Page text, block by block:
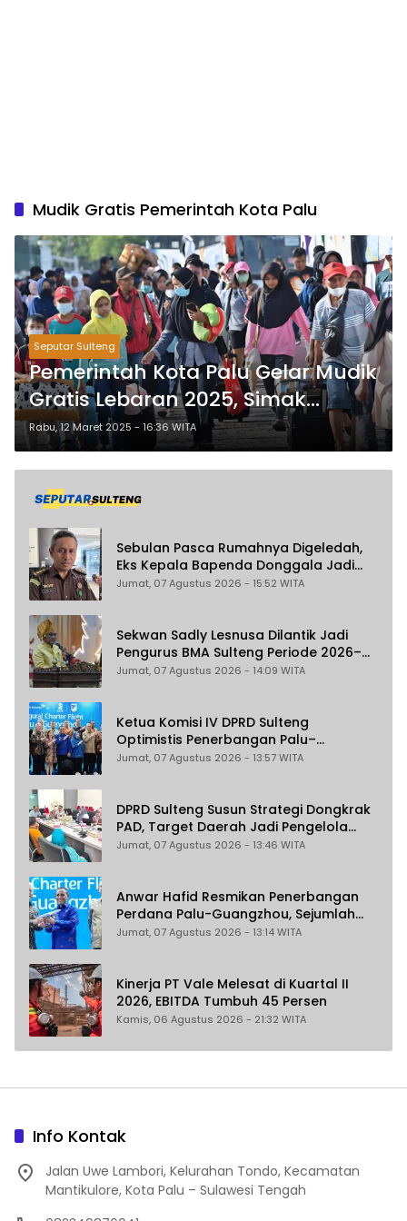
Mudik Gratis Pemerintah Kota Palu
Seputar Sulteng
Pemerintah Kota Palu Gelar Mudik
Gratis Lebaran 2025, Simak
Syaratnya Disini
Rabu, 12 Maret 2025 - 16:36 WITA
Sebulan Pasca Rumahnya Digeledah,
Eks Kepala Bapenda Donggala Jadi
Tersangka Dugaan Korupsi
Jumat, 07 Agustus 2026 - 15:52 WITA
Sekwan Sadly Lesnusa Dilantik Jadi
Pengurus BMA Sulteng Periode 2026–
2031
Jumat, 07 Agustus 2026 - 14:09 WITA
Ketua Komisi IV DPRD Sulteng
Optimistis Penerbangan Palu–
Guangzhou Dongkrak Ekspor dan
Jumat, 07 Agustus 2026 - 13:57 WITA
DPRD Sulteng Susun Strategi Dongkrak
PAD, Target Daerah Jadi Pengelola
Sekaligus Penghasil
Jumat, 07 Agustus 2026 - 13:46 WITA
Anwar Hafid Resmikan Penerbangan
Perdana Palu-Guangzhou, Sejumlah
Maskapai Jajaki Rute Malaysia dan
Jumat, 07 Agustus 2026 - 13:14 WITA
Kinerja PT Vale Melesat di Kuartal II
2026, EBITDA Tumbuh 45 Persen
Kamis, 06 Agustus 2026 - 21:32 WITA
Info Kontak
Jalan Uwe Lambori, Kelurahan Tondo, Kecamatan
Mantikulore, Kota Palu – Sulawesi Tengah